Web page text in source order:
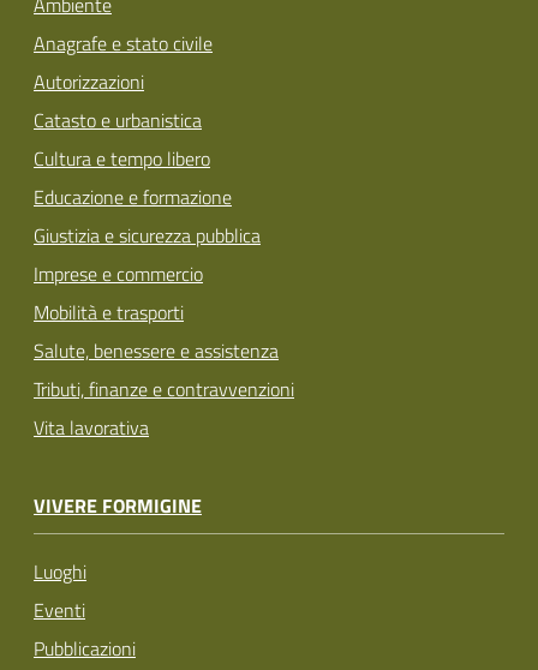
Anagrafe e stato civile
Autorizzazioni
Catasto e urbanistica
Cultura e tempo libero
Educazione e formazione
Giustizia e sicurezza pubblica
Imprese e commercio
Mobilità e trasporti
Salute, benessere e assistenza
Tributi, finanze e contravvenzioni
Vita lavorativa
VIVERE FORMIGINE
Luoghi
Eventi
Pubblicazioni